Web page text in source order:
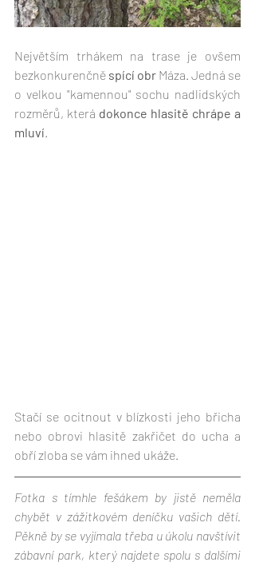
Největším trhákem na trase je ovšem
bezkonkurenčně spící obr Máza. Jedná se
o velkou "kamennou" sochu nadlidských
rozměrů, která dokonce hlasitě chrápe a
mluví
Stačí se ocitnout v blízkosti jeho břicha
nebo obrovi hlasitě zakřičet do ucha a
obří zloba se vám ihned ukáže.
Fotka s tímhle fešákem by jistě neměla
chybět v zážitkovém deníčku vašich dětí.
Pěkně by se vyjímala třeba u úkolu navštívit
zábavní park, který najdete spolu s dalšími